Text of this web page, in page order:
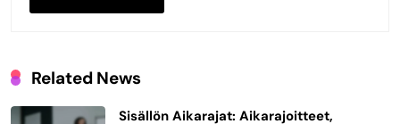
Related News
Sisällön Aikarajat: Aikarajoitteet,